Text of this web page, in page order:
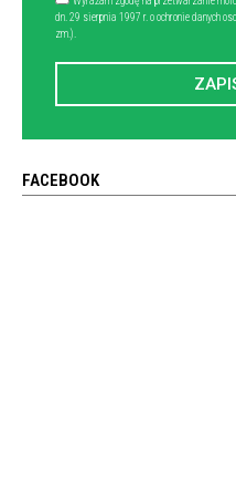
dn. 29 sierpnia 1997 r. o ochronie danych
zm.).
FACEBOOK